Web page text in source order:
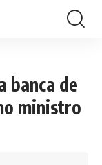
banca de
ministro